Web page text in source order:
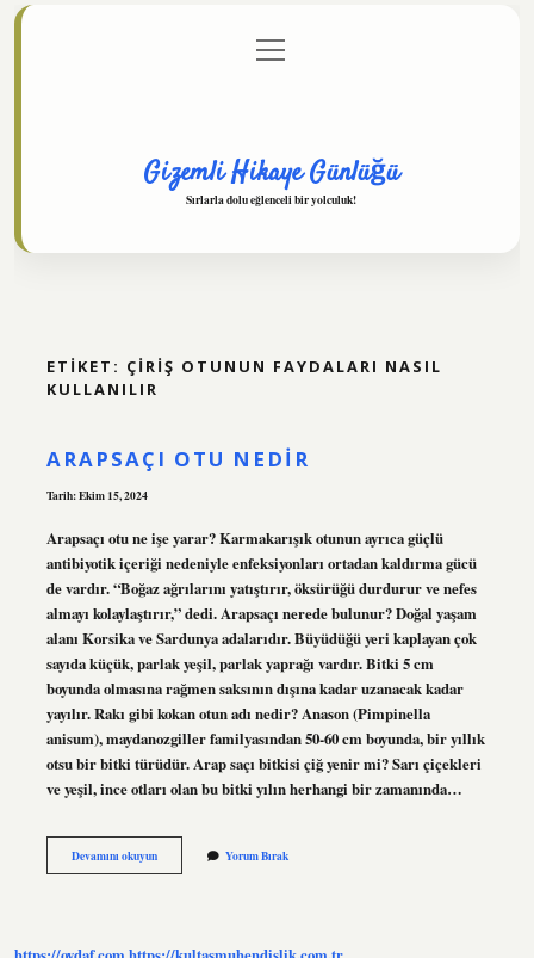
Gizlilik Politikası
menüyü
aç
Gizemli Hikaye Günlüğü
Sırlarla dolu eğlenceli bir yolculuk!
ETIKET: ÇIRIŞ OTUNUN FAYDALARI NASIL
KULLANILIR
ARAPSAÇI OTU NEDIR
Tarih: Ekim 15, 2024
Arapsaçı otu ne işe yarar? Karmakarışık otunun ayrıca güçlü
antibiyotik içeriği nedeniyle enfeksiyonları ortadan kaldırma gücü
de vardır. “Boğaz ağrılarını yatıştırır, öksürüğü durdurur ve nefes
almayı kolaylaştırır,” dedi. Arapsaçı nerede bulunur? Doğal yaşam
alanı Korsika ve Sardunya adalarıdır. Büyüdüğü yeri kaplayan çok
sayıda küçük, parlak yeşil, parlak yaprağı vardır. Bitki 5 cm
boyunda olmasına rağmen saksının dışına kadar uzanacak kadar
yayılır. Rakı gibi kokan otun adı nedir? Anason (Pimpinella
anisum), maydanozgiller familyasından 50-60 cm boyunda, bir yıllık
otsu bir bitki türüdür. Arap saçı bitkisi çiğ yenir mi? Sarı çiçekleri
ve yeşil, ince otları olan bu bitki yılın herhangi bir zamanında…
Devamını okuyunArapsaçı
Otu
Yorum Bırak